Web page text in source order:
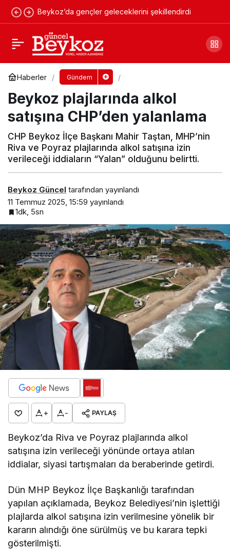
Beykoz’da gençler geleceklerini şekillendirdi
Haberler Gündem
Beykoz plajlarında alkol
satışına CHP’den yalanlama
CHP Beykoz İlçe Başkanı Mahir Taştan, MHP’nin
Riva ve Poyraz plajlarında alkol satışına izin
verileceği iddiaların “Yalan” olduğunu belirtti.
Beykoz Güncel tarafından yayınlandı
11 Temmuz 2025, 15:59 yayınlandı
1dk, 5sn
+ - PAYLAŞ
Beykoz’da Riva ve Poyraz plajlarında alkol
satışına izin verileceği yönünde ortaya atılan
iddialar, siyasi tartışmaları da beraberinde getirdi.
Dün MHP Beykoz İlçe Başkanlığı tarafından
yapılan açıklamada, Beykoz Belediyesi’nin işlettiği
plajlarda alkol satışına izin verilmesine yönelik bir
kararın alındığı öne sürülmüş ve bu karara tepki
gösterilmişti.
Beykoz plajlarında alkol satışı mı başladı?
Yorum Yap Paylaş